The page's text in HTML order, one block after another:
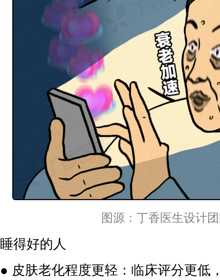
图源：丁香医生设计
睡得好的人
● 皮肤老化程度更轻：临床评分更低